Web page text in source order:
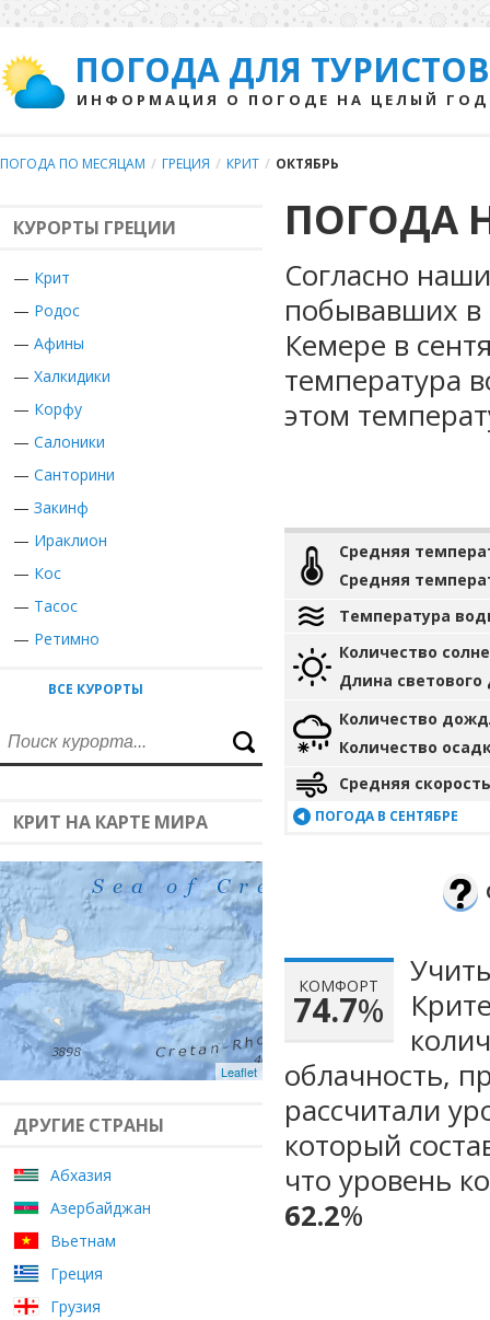
ПОГОДА ДЛЯ ТУРИСТОВ
ИНФОРМАЦИЯ О ПОГОДЕ НА ЦЕЛЫЙ ГОД
ПОГОДА ПО МЕСЯЦАМ / ГРЕЦИЯ / КРИТ / ОКТЯБРЬ
КУРОРТЫ ГРЕЦИИ
— Крит
— Родос
— Афины
— Халкидики
— Корфу
— Салоники
— Санторини
— Закинф
— Ираклион
— Кос
— Тасос
— Ретимно
ВСЕ КУРОРТЫ
КРИТ НА КАРТЕ МИРА
Leaflet
ДРУГИЕ СТРАНЫ
Абхазия
Азербайджан
Вьетнам
Греция
Грузия
ПОГОДА
Согласно
побывавших в
Кемере в
температура
этом
Средняя
Средняя
Температура
Количество
Длина светового
Количество
Количество
Средняя
ПОГОДА В СЕНТЯБРЕ
КОМФОРТ
74.7%
облачность,
рассчитали
который
что уровень
62.2%